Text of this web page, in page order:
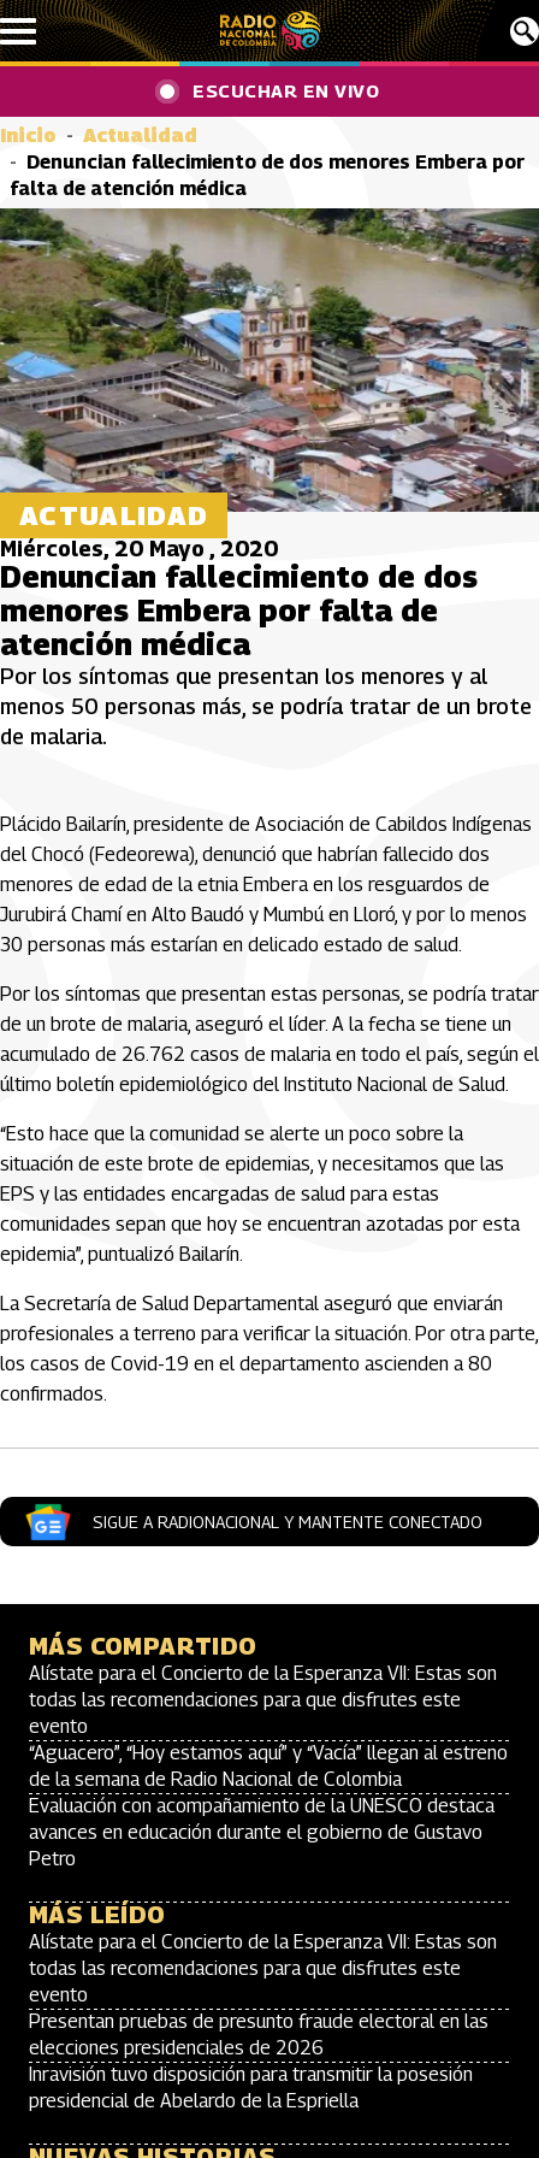
Pasar al contenido principal
ESCUCHAR EN VIVO
Inicio
Actualidad
Denuncian fallecimiento de dos menores Embera por
falta de atención médica
ACTUALIDAD
Miércoles, 20 Mayo , 2020
Denuncian fallecimiento de dos
menores Embera por falta de
atención médica
Por los síntomas que presentan los menores y al
menos 50 personas más, se podría tratar de un brote
de malaria.
Plácido Bailarín, presidente de Asociación de Cabildos Indígenas
del Chocó (Fedeorewa), denunció que habrían fallecido dos
menores de edad de la etnia Embera en los resguardos de
Jurubirá Chamí en Alto Baudó y Mumbú en Lloró, y por lo menos
30 personas más estarían en delicado estado de salud.
Por los síntomas que presentan estas personas, se podría tratar
de un brote de malaria, aseguró el líder. A la fecha se tiene un
acumulado de 26.762 casos de malaria en todo el país, según el
último boletín epidemiológico del Instituto Nacional de Salud.
“Esto hace que la comunidad se alerte un poco sobre la
situación de este brote de epidemias, y necesitamos que las
EPS y las entidades encargadas de salud para estas
comunidades sepan que hoy se encuentran azotadas por esta
epidemia”, puntualizó Bailarín.
La Secretaría de Salud Departamental aseguró que enviarán
profesionales a terreno para verificar la situación. Por otra parte,
los casos de Covid-19 en el departamento ascienden a 80
confirmados.
SIGUE A RADIONACIONAL Y MANTENTE CONECTADO
MÁS COMPARTIDO
Alístate para el Concierto de la Esperanza VII: Estas son
todas las recomendaciones para que disfrutes este
evento
“Aguacero”, “Hoy estamos aquí” y “Vacía” llegan al estreno
de la semana de Radio Nacional de Colombia
Evaluación con acompañamiento de la UNESCO destaca
avances en educación durante el gobierno de Gustavo
Petro
MÁS LEÍDO
Alístate para el Concierto de la Esperanza VII: Estas son
todas las recomendaciones para que disfrutes este
evento
Presentan pruebas de presunto fraude electoral en las
elecciones presidenciales de 2026
Inravisión tuvo disposición para transmitir la posesión
presidencial de Abelardo de la Espriella